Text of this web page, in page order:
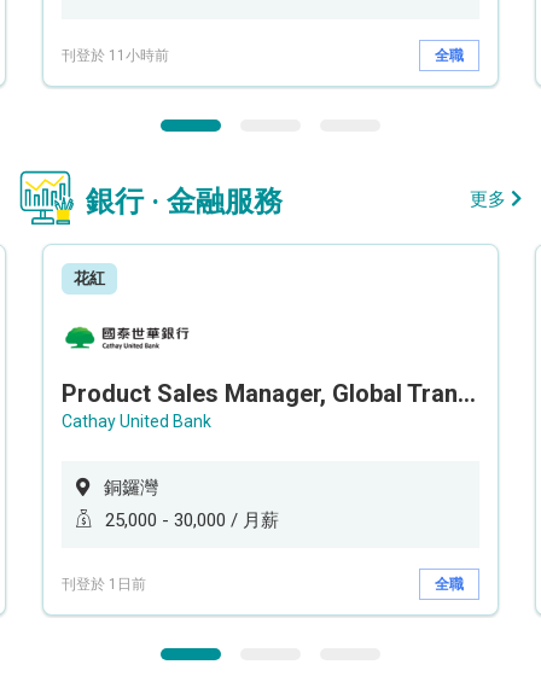
刊登於 11小時前 全職
銀行 · 金融服務 更多
花紅
Product Sales Manager, Global Transaction Service (GTS)
Cathay United Bank
銅鑼灣
25,000 - 30,000 / 月薪
刊登於 1日前 全職